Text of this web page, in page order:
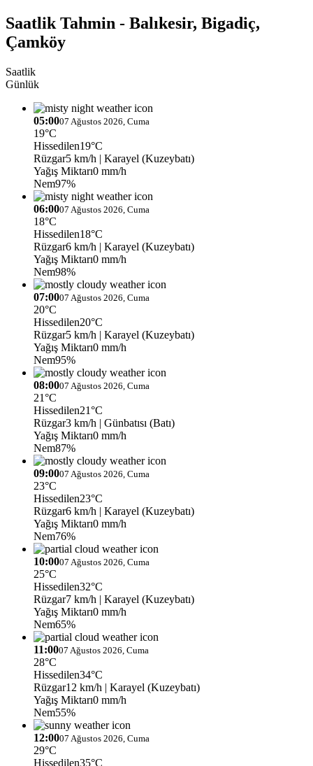
Saatlik Tahmin - Balıkesir, Bigadiç,
Çamköy
Saatlik
Günlük
05:0007 Ağustos 2026, Cuma
19°C
Hissedilen19°C
Rüzgar5 km/h | Karayel (Kuzeybatı)
Yağış Miktarı0 mm/h
Nem97%
06:0007 Ağustos 2026, Cuma
18°C
Hissedilen18°C
Rüzgar6 km/h | Karayel (Kuzeybatı)
Yağış Miktarı0 mm/h
Nem98%
07:0007 Ağustos 2026, Cuma
20°C
Hissedilen20°C
Rüzgar5 km/h | Karayel (Kuzeybatı)
Yağış Miktarı0 mm/h
Nem95%
08:0007 Ağustos 2026, Cuma
21°C
Hissedilen21°C
Rüzgar3 km/h | Günbatısı (Batı)
Yağış Miktarı0 mm/h
Nem87%
09:0007 Ağustos 2026, Cuma
23°C
Hissedilen23°C
Rüzgar6 km/h | Karayel (Kuzeybatı)
Yağış Miktarı0 mm/h
Nem76%
10:0007 Ağustos 2026, Cuma
25°C
Hissedilen32°C
Rüzgar7 km/h | Karayel (Kuzeybatı)
Yağış Miktarı0 mm/h
Nem65%
11:0007 Ağustos 2026, Cuma
28°C
Hissedilen34°C
Rüzgar12 km/h | Karayel (Kuzeybatı)
Yağış Miktarı0 mm/h
Nem55%
12:0007 Ağustos 2026, Cuma
29°C
Hissedilen35°C